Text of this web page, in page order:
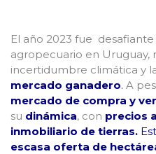
El año 2023 fue
agropecuario en Uruguay,
incertidumbre climática y
mercado ganadero. A
mercado de compra y
su dinámica, con precios
inmobiliario de tierras.
escasa oferta de